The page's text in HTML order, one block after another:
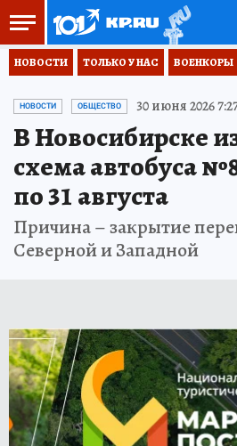
НОВОСТИ ТОЛЬКО У НАС ВОЕНКОРЫ
НОВОСТИ ОБЩЕСТВО 30 июня 2026
В Новосибирске
схема автобуса
по 31 августа
Причина – закрытие
Северной и Западной